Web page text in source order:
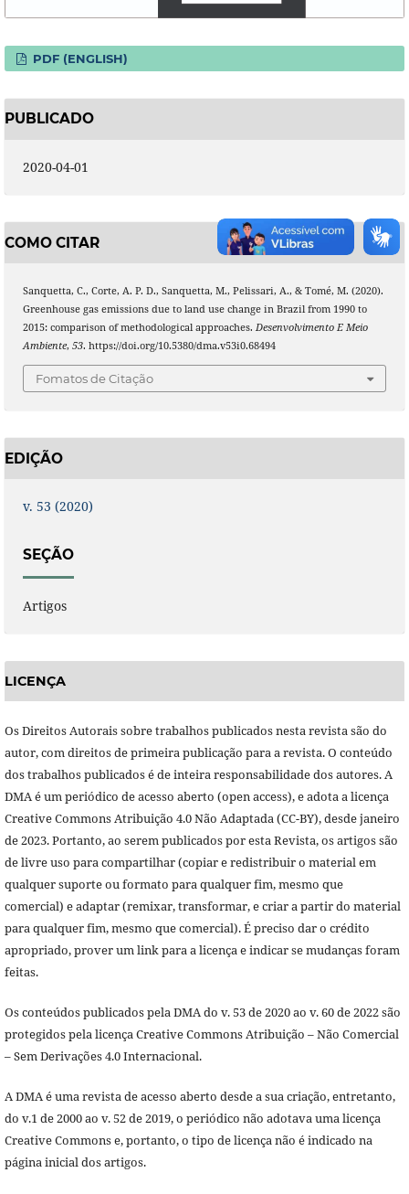
PDF (ENGLISH)
PUBLICADO
2020-04-01
COMO CITAR
Sanquetta, C., Corte, A. P. D., Sanquetta, M., Pelissari, A., & Tomé, M. (2020).
Greenhouse gas emissions due to land use change in Brazil from 1990 to
2015: comparison of methodological approaches. Desenvolvimento E Meio
Ambiente, 53. https://doi.org/10.5380/dma.v53i0.68494
Fomatos de Citação
EDIÇÃO
v. 53 (2020)
SEÇÃO
Artigos
LICENÇA
Os Direitos Autorais sobre trabalhos publicados nesta revista são do
autor, com direitos de primeira publicação para a revista. O conteúdo
dos trabalhos publicados é de inteira responsabilidade dos autores. A
DMA é um periódico de acesso aberto (open access), e adota a licença
Creative Commons Atribuição 4.0 Não Adaptada (CC-BY), desde janeiro
de 2023. Portanto, ao serem publicados por esta Revista, os artigos são
de livre uso para compartilhar (copiar e redistribuir o material em
qualquer suporte ou formato para qualquer fim, mesmo que
comercial) e adaptar (remixar, transformar, e criar a partir do material
para qualquer fim, mesmo que comercial). É preciso dar o crédito
apropriado, prover um link para a licença e indicar se mudanças foram
feitas.
Os conteúdos publicados pela DMA do v. 53 de 2020 ao v. 60 de 2022 são
protegidos pela licença Creative Commons Atribuição – Não Comercial
– Sem Derivações 4.0 Internacional.
A DMA é uma revista de acesso aberto desde a sua criação, entretanto,
do v.1 de 2000 ao v. 52 de 2019, o periódico não adotava uma licença
Creative Commons e, portanto, o tipo de licença não é indicado na
página inicial dos artigos.